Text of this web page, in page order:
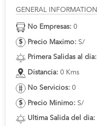
GENERAL INFORMATION
No Empresas: 0
Precio Maximo: S/
Primera Salidas al dia:
Distancia: 0 Kms
No Servicios: 0
Precio Minimo: S/
Ultima Salida del dia: